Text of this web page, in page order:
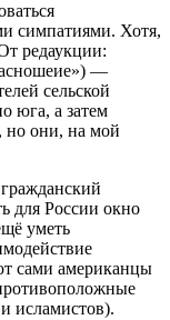
симпатиями. Хотя,
редаукции:
—
сельской
юга, а затем
но они, на мой
для России окно
уметь
сами американцы
исламистов).